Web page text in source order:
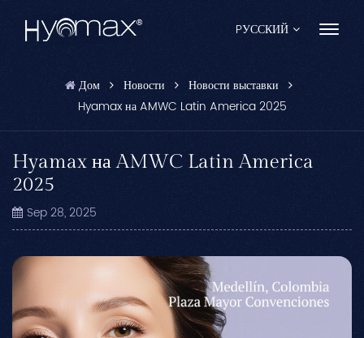
PУССКИЙ
English
Français
Español
العربية
日本語
Дом Новости
Новости выставки
Hyamax на AMWC Latin America 2025
Hyamax на AMWC Latin America
2025
Sep 28, 2025